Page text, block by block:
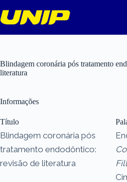
para
o
Blindagem coronária pós tratamento
literatura
Informações
Título
Blindagem coronária pós
tratamento endodôntico:
revisão de literatura
Fill